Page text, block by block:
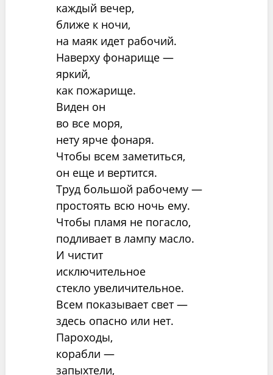
каждый вечер,
ближе к ночи,
на маяк идет рабочий.
Наверху фонарище —
яркий,
как пожарище.
Виден он
во все моря,
нету ярче фонаря.
Чтобы всем заметиться,
он еще и вертится.
Труд большой рабочему —
простоять всю ночь ему.
Чтобы пламя не погасло,
подливает в лампу масло.
И чистит
исключительное
стекло увеличительное.
Всем показывает свет —
здесь опасно или нет.
Пароходы,
корабли —
запыхтели,